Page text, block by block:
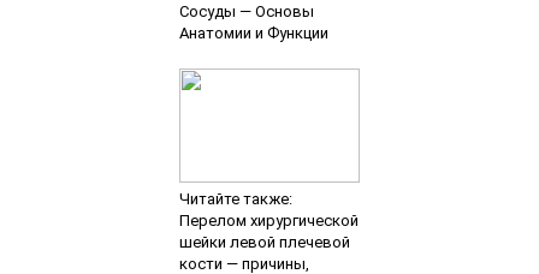
Сосуды — Основы
Анатомии и Функции
Читайте также:
Перелом хирургической
шейки левой плечевой
кости — причины,